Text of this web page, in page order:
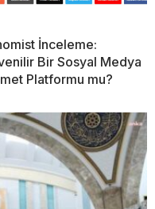
İnceleme:
Bir Sosyal Medya
Platformu mu?